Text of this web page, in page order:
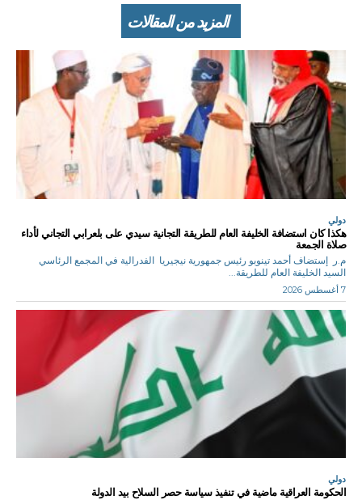
المزيد من المقالات
دولي
هكذا كان استضافة الخليفة العام للطريقة التجانية سيدي على بلعرابي التجاني لأداء
صلاة الجمعة
م.ر إستضاف أحمد تينوبو رئيس جمهورية نيجيريا الفدرالية في المجمع الرئاسي
السيد الخليفة العام للطريقة...
7 أغسطس 2026
دولي
الحكومة العراقية ماضية في تنفيذ سياسة حصر السلاح بيد الدولة